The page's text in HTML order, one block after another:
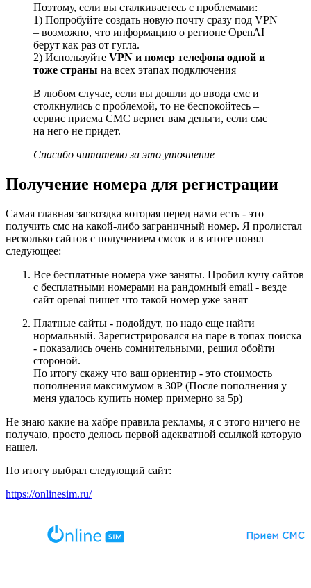
Поэтому, если вы сталкиваетесь с проблемами:
1) Попробуйте создать новую почту сразу под VPN
– возможно, что информацию о регионе OpenAI
берут как раз от гугла.
2) Используйте VPN и номер телефона одной и
тоже страны на всех этапах подключения
В любом случае, если вы дошли до ввода смс и
столкнулись с проблемой, то не беспокойтесь –
сервис приема СМС вернет вам деньги, если смс
на него не придет.
Спасибо читателю за это уточнение
Получение номера для регистрации
Самая главная загвоздка которая перед нами есть - это
получить смс на какой-либо заграничный номер. Я пролистал
несколько сайтов с получением смсок и в итоге понял
следующее:
Все бесплатные номера уже заняты. Пробил кучу сайтов
с бесплатными номерами на рандомный email - везде
сайт openai пишет что такой номер уже занят
Платные сайты - подойдут, но надо еще найти
нормальный. Зарегистрировался на паре в топах поиска
- показались очень сомнительными, решил обойти
стороной.
По итогу скажу что ваш ориентир - это стоимость
пополнения максимумом в 30Р (После пополнения у
меня удалось купить номер примерно за 5р)
Не знаю какие на хабре правила рекламы, я с этого ничего не
получаю, просто делюсь первой адекватной ссылкой которую
нашел.
По итогу выбрал следующий сайт:
https://onlinesim.ru/